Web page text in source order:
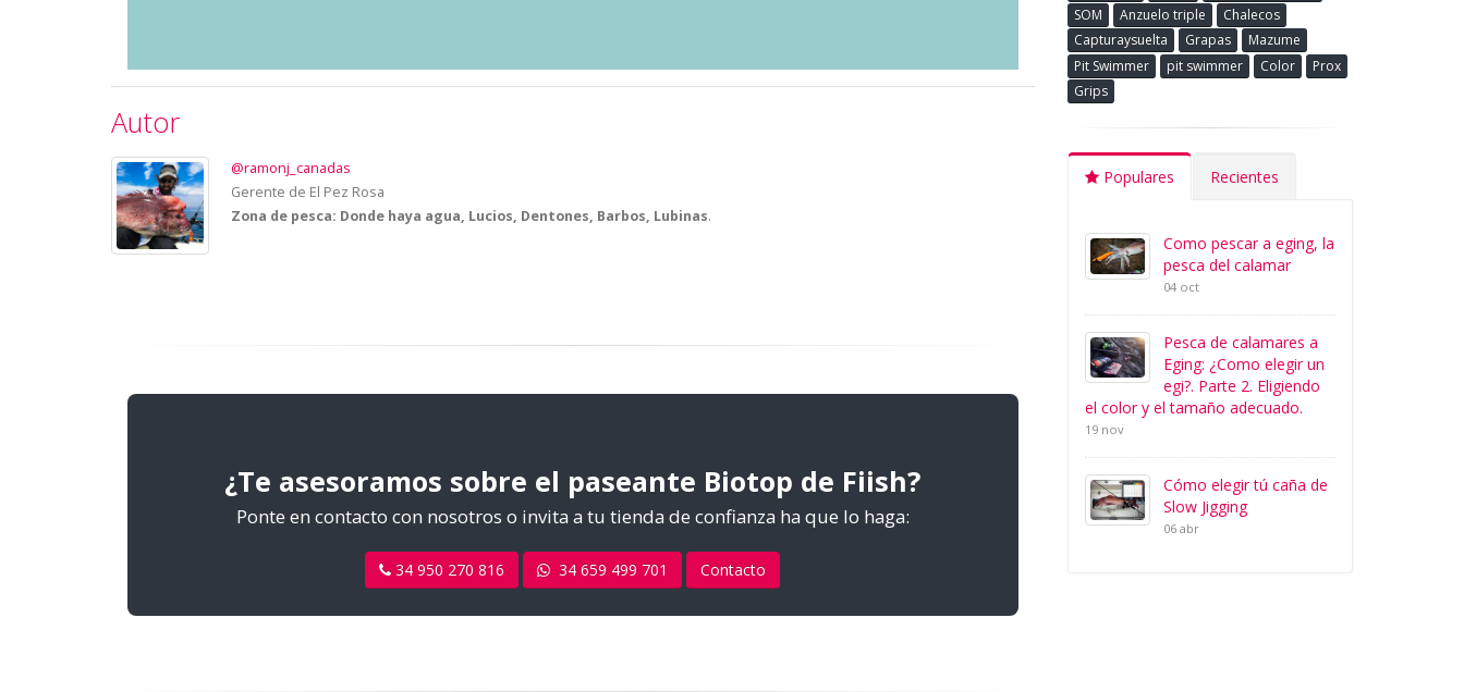
Autor
@ramonj_canadas
Gerente de El Pez Rosa
Zona de pesca: Donde haya agua, Lucios, Dentones, Barbos, Lubinas.
¿Te asesoramos sobre el paseante Biotop de Fiish?
Ponte en contacto con nosotros o invita a tu tienda de confianza ha que lo haga:
34 950 270 816 34 659 499 701 Contacto
SOM
Anzuelo triple
Chalecos
Capturaysuelta
Grapas
Mazume
Pit Swimmer
pit swimmer Color
Prox
Grips
Populares Recientes
Como pescar a eging, la
pesca del calamar
04 oct
Pesca de calamares a
Eging: ¿Como elegir un
egi?. Parte 2. Eligiendo
el color y el tamaño adecuado.
19 nov
Cómo elegir tú caña de
Slow Jigging
06 abr